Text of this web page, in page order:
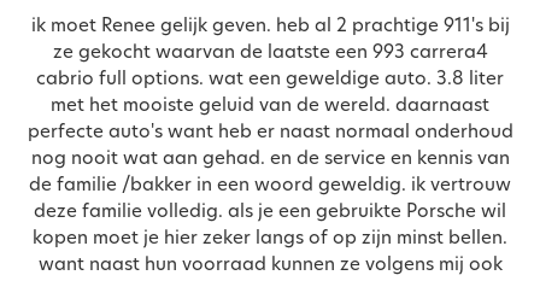
ik moet Renee gelijk geven. heb al 2 prachtige 911's bij
ze gekocht waarvan de laatste een 993 carrera4
cabrio full options. wat een geweldige auto. 3.8 liter
met het mooiste geluid van de wereld. daarnaast
perfecte auto's want heb er naast normaal onderhoud
nog nooit wat aan gehad. en de service en kennis van
de familie /bakker in een woord geweldig. ik vertrouw
deze familie volledig. als je een gebruikte Porsche wil
kopen moet je hier zeker langs of op zijn minst bellen.
want naast hun voorraad kunnen ze volgens mij ook